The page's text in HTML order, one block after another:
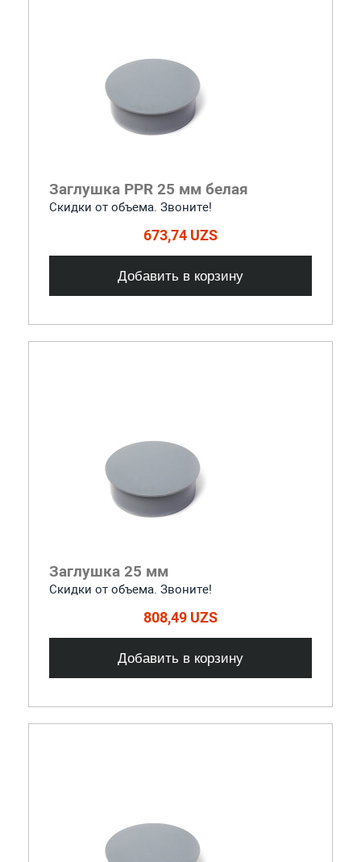
Заглушка PPR 25 мм белая
Скидки от объема. Звоните!
673,74 UZS
Добавить в корзину
Заглушка 25 мм
Скидки от объема. Звоните!
808,49 UZS
Добавить в корзину